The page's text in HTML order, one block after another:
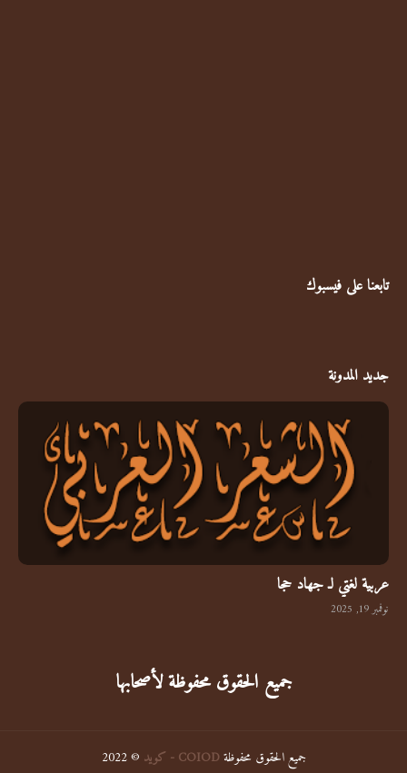
تابعنا على فيسبوك
جديد المدونة
جهاد حجا
عربية لغتي لـ جهاد حجا
نوفمبر 19, 2025
جميع الحقوق محفوظة لأصحابها
جميع الحقوق محفوظة COIOD - كويد © 2022